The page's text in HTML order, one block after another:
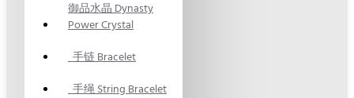
御品水晶 Dynasty
Power Crystal
手链 Bracelet
手绳 String Bracelet